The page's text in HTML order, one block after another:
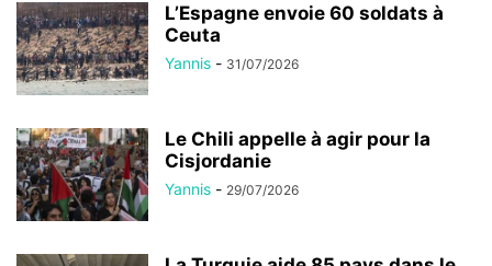
L’Espagne envoie 60 soldats à
Ceuta
Yannis - 31/07/2026
Le Chili appelle à agir pour la
Cisjordanie
Yannis - 29/07/2026